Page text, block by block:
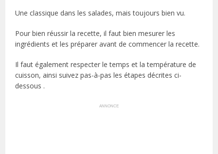
Une classique dans les salades, mais toujours bien vu.
Pour bien réussir la recette, il faut bien mesurer les
ingrédients et les préparer avant de commencer la recette.
Il faut également respecter le temps et la température de
cuisson, ainsi suivez pas-à-pas les étapes décrites ci-
dessous .
ANNONCE